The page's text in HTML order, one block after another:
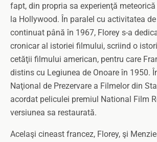
fapt, din propria sa experienţă
la Hollywood. În paralel cu activitatea de
continuat până în 1967, Florey s-a
cronicar al istoriei filmului, scriind o
cetăţii filmului american, pentru care
distins cu Legiunea de Onoare în 1950.
Naţional de Prezervare a Filmelor din
acordat peliculei premiul National Film
versiunea sa restaurată.
Acelaşi cineast francez, Florey, şi